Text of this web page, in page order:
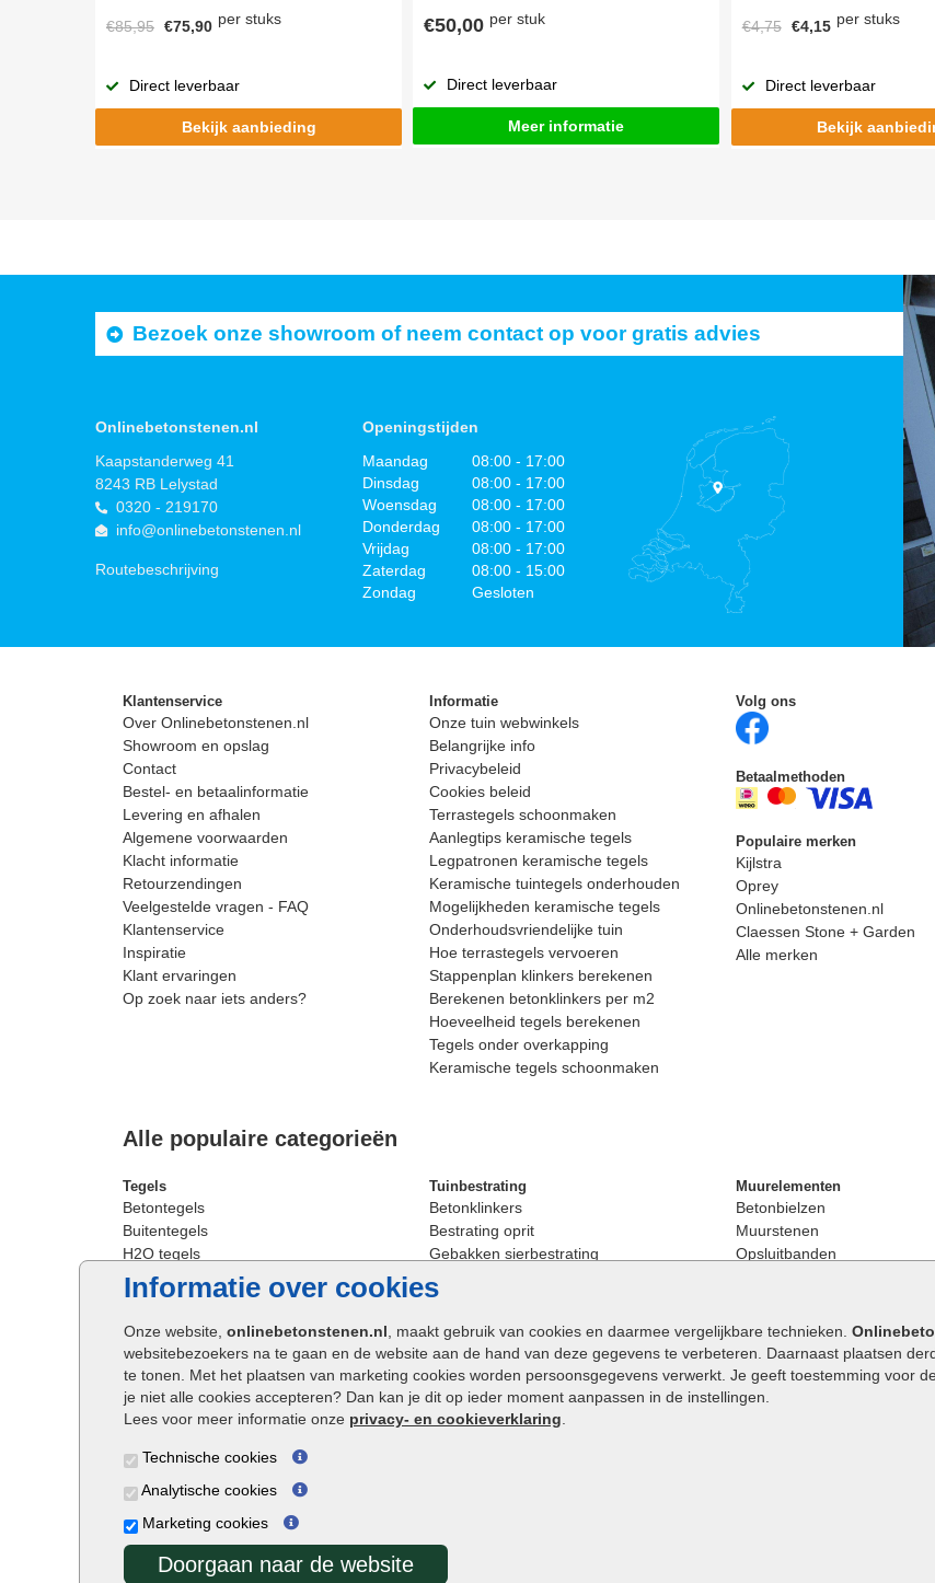
Informatie over cookies
Onze website, onlinebetonstenen.nl , maakt gebruik van cookies en daarmee vergelijkbare technieken.
websitebezoekers na te gaan en de website aan de hand van deze gegevens te verbeteren. Daarnaast plaatsen
te tonen. Met het plaatsen van marketing cookies worden persoonsgegevens verwerkt. Je geeft toestemming voor
je niet alle cookies accepteren? Dan kan je dit op ieder moment aanpassen in de instellingen.
Lees voor meer informatie onze privacy- en cookieverklaring
Technische cookies
Analytische cookies
Marketing cookies
Doorgaan naar de website
€85,95 €75,90 per stuks
Direct leverbaar
Bekijk aanbieding
€50,00 per stuk
Direct leverbaar
Meer informatie
€4,75 €4,15 per stuks
Direct leverbaar
Bekijk
Bezoek onze showroom of neem contact op voor gratis advies
Onlinebetonstenen.nl
Kaapstanderweg 41
8243 RB Lelystad
0320 - 219170
info@onlinebetonstenen.nl
Routebeschrijving
Openingstijden
Maandag
08:00 - 17:00
Dinsdag
08:00 - 17:00
Woensdag
08:00 - 17:00
Donderdag
08:00 - 17:00
Vrijdag
08:00 - 17:00
Zaterdag
08:00 - 15:00
Zondag
Gesloten
Klantenservice
Over Onlinebetonstenen.nl
Showroom en opslag
Contact
Bestel- en betaalinformatie
Levering en afhalen
Algemene voorwaarden
Klacht informatie
Retourzendingen
Veelgestelde vragen - FAQ
Klantenservice
Inspiratie
Klant ervaringen
Op zoek naar iets anders?
Informatie
Onze tuin webwinkels
Belangrijke info
Privacybeleid
Cookies beleid
Terrastegels schoonmaken
Aanlegtips keramische tegels
Legpatronen keramische tegels
Keramische tuintegels onderhouden
Mogelijkheden keramische tegels
Onderhoudsvriendelijke tuin
Hoe terrastegels vervoeren
Stappenplan klinkers berekenen
Berekenen betonklinkers per m2
Hoeveelheid tegels berekenen
Tegels onder overkapping
Keramische tegels schoonmaken
Volg ons
Betaalmethoden
Populaire merken
Kijlstra
Oprey
Onlinebetonstenen.nl
Claessen Stone + Garden
Alle merken
Alle populaire categorieën
Tegels
Betontegels
Buitentegels
H2O tegels
Keramische terrastegels
Oprit tegels
Patio tegels
Siertegels
Stoeptegels
Straattegels
Terrastegels
Buitentegels
Grote terrastegels
Tuinbestrating
Betonklinkers
Bestrating oprit
Gebakken sierbestrating
Strakke bestrating
Straatstenen
Straatklinkers
Trommelstenen
Tuinstenen
Waalformaat
Muurelementen
Betonbielzen
Muurstenen
Opsluitbanden
Betonblokken
Stapelstenen
Extra benodigdheden